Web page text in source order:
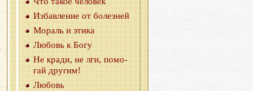
Из­бав­ле­ние от бо­лез­ней
Мо­раль и этика
Лю­бовь к Богу
Не кради, не лги, по­мо­
гай дру­гим!
Лю­бовь